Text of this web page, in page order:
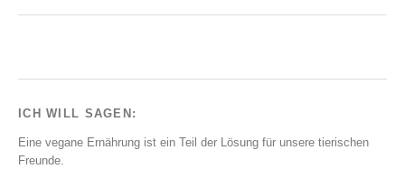
ICH WILL SAGEN:
Eine vegane Ernährung ist ein Teil der Lösung für unsere tierischen
Freunde.